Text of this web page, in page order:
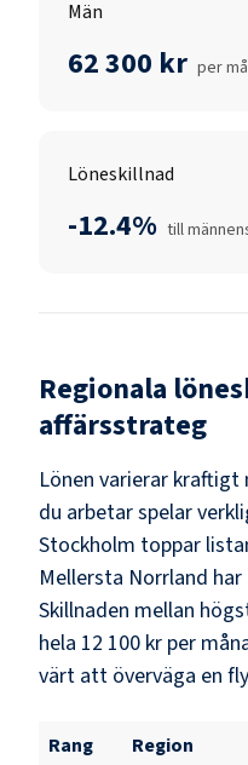
Män
62 300 kr per
Löneskillnad
-12.4% till
Regionala
affärsstrateg
Lönen varierar
du arbetar spelar
Stockholm toppar
Mellersta Norrland
Skillnaden mellan
hela 12 100 kr per
värt att överväga en
Rang Region